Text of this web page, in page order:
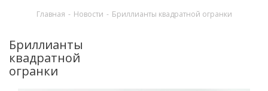
Главная - Новости - Бриллианты квадратной огранки
Бриллианты
квадратной
огранки